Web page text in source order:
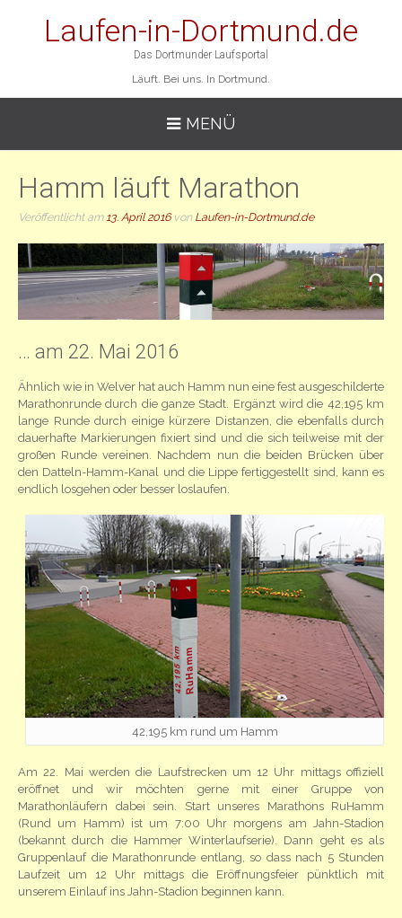
Laufen-in-Dortmund.de
Das Dortmunder Laufsportal
Läuft. Bei uns. In Dortmund.
MENÜ
Hamm läuft Marathon
Veröffentlicht am 13. April 2016von Laufen-in-Dortmund.de
… am 22. Mai 2016
Ähnlich wie in Welver hat auch Hamm nun eine fest ausgeschilderte
Marathonrunde durch die ganze Stadt. Ergänzt wird die 42,195 km
lange Runde durch einige kürzere Distanzen, die ebenfalls durch
dauerhafte Markierungen fixiert sind und die sich teilweise mit der
großen Runde vereinen. Nachdem nun die beiden Brücken über
den Datteln-Hamm-Kanal und die Lippe fertiggestellt sind, kann es
endlich losgehen oder besser loslaufen.
42,195 km rund um Hamm
Am 22. Mai werden die Laufstrecken um 12 Uhr mittags offiziell
eröffnet und wir möchten gerne mit einer Gruppe von
Marathonläufern dabei sein. Start unseres Marathons RuHamm
(Rund um Hamm) ist um 7:00 Uhr morgens am Jahn-Stadion
(bekannt durch die Hammer Winterlaufserie). Dann geht es als
Gruppenlauf die Marathonrunde entlang, so dass nach 5 Stunden
Laufzeit um 12 Uhr mittags die Eröffnungsfeier pünktlich mit
unserem Einlauf ins Jahn-Stadion beginnen kann.